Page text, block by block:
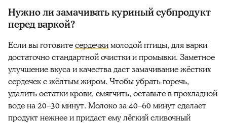
Нужно ли замачивать куриный субпродукт
перед варкой?
Если вы готовитесердечкимолодой птицы, для варки
достаточно стандартной очистки и промывки. Заметное
улучшение вкуса и качества даст замачивание жёстких
сердечек с жёлтым жиром. Чтобы убрать горечь,
удалить остатки крови, смягчить, оставьте в прохладной
воде на 20–30 минут. Молоко за 40–60 минут сделает
продукт нежнее и придаст ему лёгкий сливочный